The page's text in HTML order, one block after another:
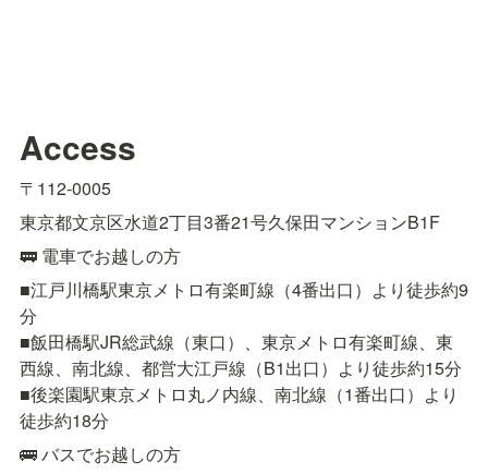
Access
〒112-0005
東京都文京区水道2丁目3番21号久保田マンションB1F
🚃 電車でお越しの方
■江戸川橋駅東京メトロ有楽町線（4番出口）より徒歩約9
分
■飯田橋駅JR総武線（東口）、東京メトロ有楽町線、東
西線、南北線、都営大江戸線（B1出口）より徒歩約15分
■後楽園駅東京メトロ丸ノ内線、南北線（1番出口）より
徒歩約18分
🚌 バスでお越しの方